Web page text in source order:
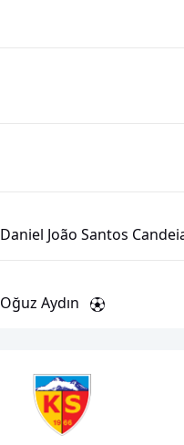
Daniel João Santos
Oğuz Aydın